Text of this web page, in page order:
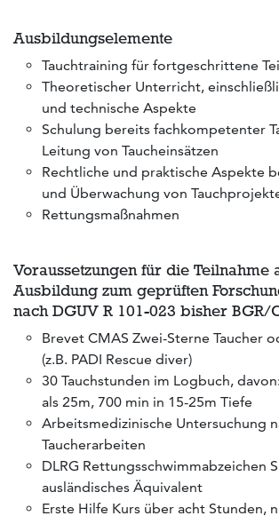
Ausbildungselemente
Tauchtraining für fortgeschrittene
Theoretischer Unterricht,
und technische Aspekte
Schulung bereits fachkompetenter
Leitung von Taucheinsätzen
Rechtliche und praktische Aspekte
und Überwachung von
Rettungsmaßnahmen
Voraussetzungen für die Teilnahme
Ausbildung zum geprüften
nach DGUV R 101-023 bisher BGR/
Brevet CMAS Zwei-Sterne Taucher
(z.B. PADI Rescue diver)
30 Tauchstunden im Logbuch,
als 25m, 700 min in 15-25m Tiefe
Arbeitsmedizinische Untersuchung
Taucherarbeiten
DLRG Rettungsschwimmabzeichen
ausländisches Äquivalent
Erste Hilfe Kurs über acht Stunden,